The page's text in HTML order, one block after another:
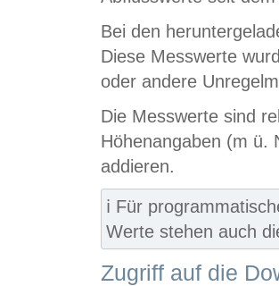
Bei den
Diese Messwerte
oder andere
Die Messwerte sind
Höhenangaben (m ü.
addieren.
ℹ️ Für
Werte stehen auch
Zugriff auf die